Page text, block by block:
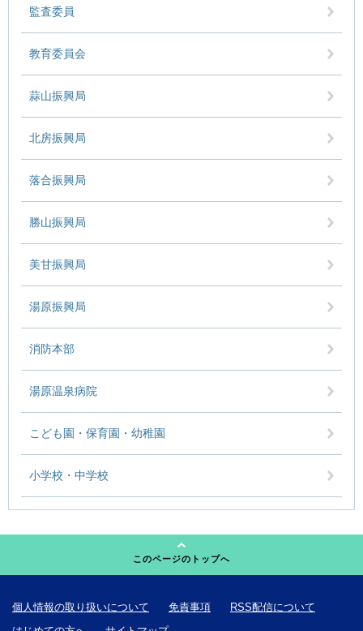
監査委員
教育委員会
蒜山振興局
北房振興局
落合振興局
勝山振興局
美甘振興局
湯原振興局
消防本部
湯原温泉病院
こども園・保育園・幼稚園
小学校・中学校
このページのトップへ
個人情報の取り扱いについて 免責事項
RSS配信について